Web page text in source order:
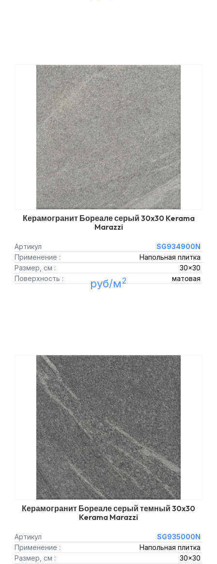
Керамогранит Бореале серый 30x30 Kerama
Marazzi
Артикул
SG934900N
Применение :
Напольная плитка
Размер, см :
30x30
Поверхность :
матовая
руб/м2
Керамогранит Бореале серый темный 30x30
Kerama Marazzi
Артикул
SG935000N
Применение :
Напольная плитка
Размер, см :
30x30